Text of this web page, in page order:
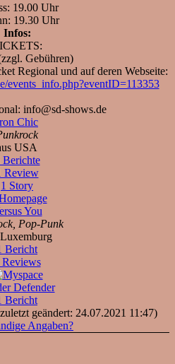
19.00 Uhr
19.30 Uhr
Infos:
Gebühren)
Regional und auf deren Webseite:
events_info.php?eventID=113353
info@sd-shows.de
Chic
USA
Berichte
Review
1 Story
You
Pop-Punk
Bericht
Reviews
Defender
Bericht
geändert: 24.07.2021 11:47)
Angaben?